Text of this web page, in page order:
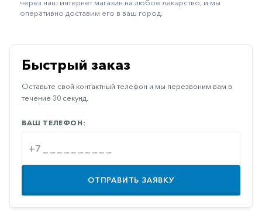
Офтальмология
Противовирусные
Противовоспалительные
Противоопухолевые
Противоподагрические
Противорвотные
Противоэпилептические
через наш интернет магазин на любое лекарство, и мы
оперативно доставим его в ваш город.
Быстрый заказ
Оставьте свой контактный телефон и мы перезвоним вам в
течение 30 секунд.
ВАШ ТЕЛЕФОН:
ОТПРАВИТЬ ЗАЯВКУ